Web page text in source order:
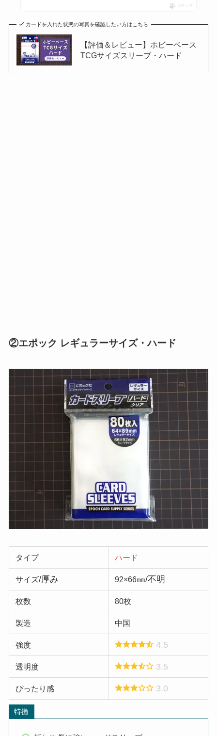
ポチップ
カードを入れた状態の写真を確認したい方はこちら
【評価＆レビュー】ホビーベース
TCGサイズスリーブ・ハード
②エポック レギュラーサイズ・ハード
タイプ ハード
サイズ/厚み 92×66㎜/不明
枚数 80枚
製造 中国
強度 4.5
透明度 3.5
ぴったり感 3.0
特徴